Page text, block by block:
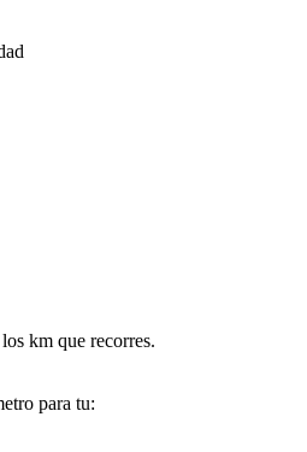
km que recorres.
para tu: